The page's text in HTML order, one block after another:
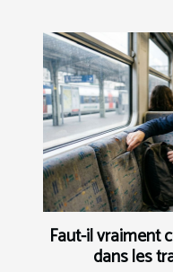
Faut-il vraiment
dans les